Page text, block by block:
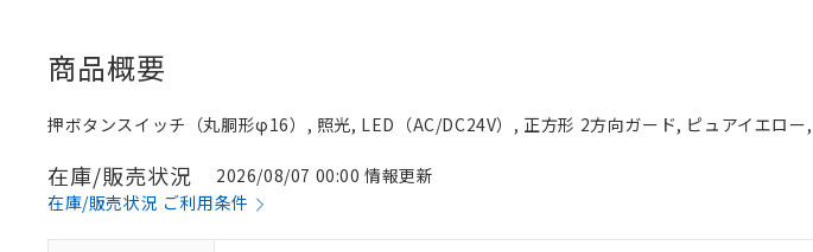
商品概要
押ボタンスイッチ（丸胴形φ16）, 照光, LED（AC/DC24V）, 正方形 2方向ガード, ピュアイエロ
在庫/販売状況
2026/08/07 00:00 情報更新
在庫/販売状況 ご利用条件